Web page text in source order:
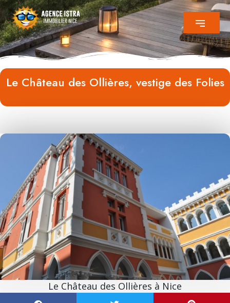
Le Château des Ollières, vestige des Folies
Le Château des Ollières à Nice